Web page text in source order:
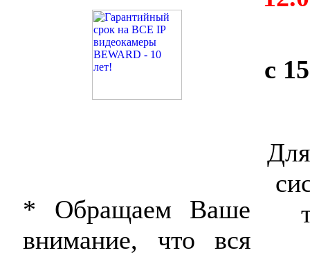
* Обращаем Ваше
внимание, что вся
с